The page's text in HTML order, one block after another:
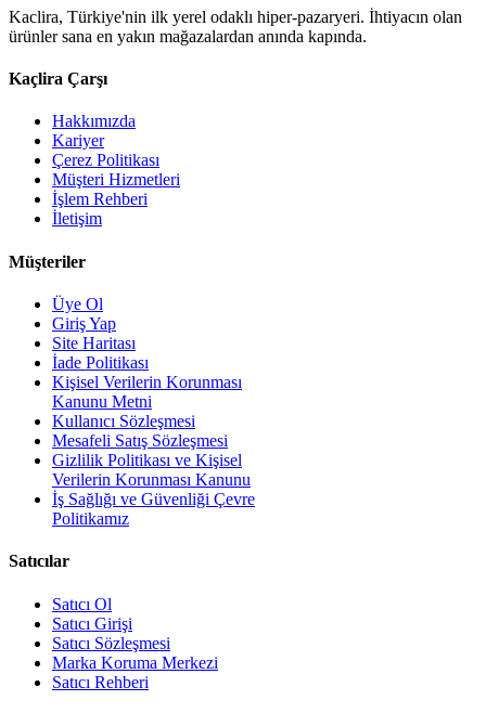
Kaclira, Türkiye'nin ilk yerel odaklı hiper-pazaryeri. İhtiyacın olan
ürünler sana en yakın mağazalardan anında kapında.
Kaçlira Çarşı
Hakkımızda
Kariyer
Çerez Politikası
Müşteri Hizmetleri
İşlem Rehberi
İletişim
Müşteriler
Üye Ol
Giriş Yap
Site Haritası
İade Politikası
Kişisel Verilerin Korunması
Kanunu Metni
Kullanıcı Sözleşmesi
Mesafeli Satış Sözleşmesi
Gizlilik Politikası ve Kişisel
Verilerin Korunması Kanunu
İş Sağlığı ve Güvenliği Çevre
Politikamız
Satıcılar
Satıcı Ol
Satıcı Girişi
Satıcı Sözleşmesi
Marka Koruma Merkezi
Satıcı Rehberi